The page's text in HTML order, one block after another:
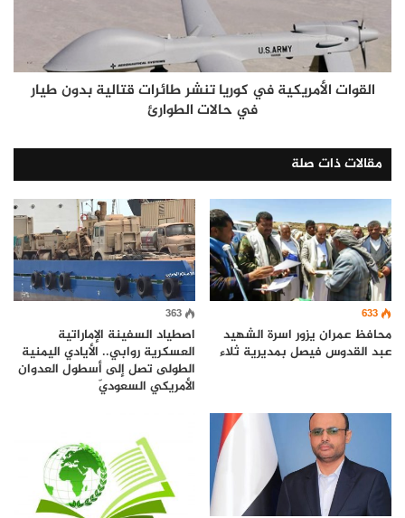
القوات الأمريكية في كوريا تنشر طائرات قتالية بدون طيار
في حالات الطوارئ
مقالات ذات صلة
633
محافظ عمران يزور اسرة الشهيد
عبد القدوس فيصل بمديرية ثلاء
363
اصطياد السفينة الإماراتية
العسكرية روابي.. الأيادي اليمنية
الطولى تصل إلى أسطول العدوان
الأمريكي السعوديّ